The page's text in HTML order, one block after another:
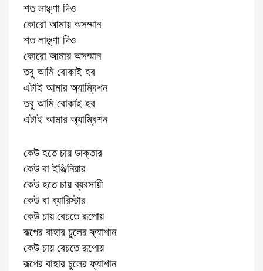
শত লাঞ্ছণা দিও
কোরো আমায় অসম্মান
শত লাঞ্ছণা দিও
কোরো আমায় অসম্মান
তবু আমি বোকাই হব
এটাই আমার অ্যাম্বিশন
তবু আমি বোকাই হব
এটাই আমার অ্যাম্বিশন
কেউ হতে চায় ডাক্তার
কেউ বা ইঞ্জিনিয়ার
কেউ হতে চায় ব্যবসায়ী
কেউ বা ব্যারিস্টার
কেউ চায় বেচতে রূপোয়
রূপের বাহার চুলের ফ্যাশান
কেউ চায় বেচতে রূপোয়
রূপের বাহার চুলের ফ্যাশান